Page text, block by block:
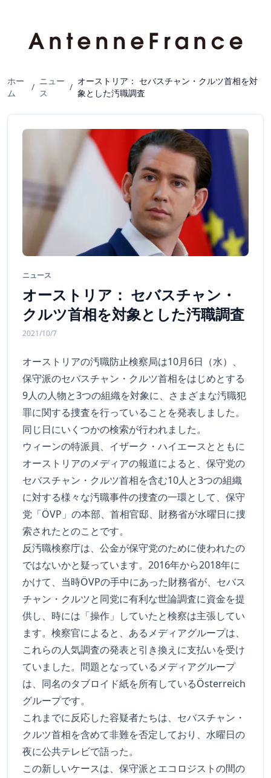
ホー
ム
/
ニュー
ス
/
オーストリア： セバスチャン・クルツ首相を対
象とした汚職調査
ニュース
オーストリア： セバスチャン・
クルツ首相を対象とした汚職調査
2021/10/7
オーストリアの汚職防止検察局は10月6日（水）、
保守派のセバスチャン・クルツ首相をはじめとする
9人の人物と3つの組織を対象に、さまざまな汚職犯
罪に関する捜査を行っていることを発表しました。
同じ日にいくつかの検索が行われました。
ウィーンの特派員、イザーク・ハイエースとともに
オーストリアのメディアの報道によると、保守党の
セバスチャン・クルツ首相を含む10人と3つの組織
に対する様々な汚職事件の捜査の一環として、保守
党「ÖVP」の本部、首相官邸、財務省が水曜日に捜
索されたとのことです。
反汚職検察庁は、公金が保守党のために使われたの
ではないかと疑っています。2016年から2018年に
かけて、当時ÖVPの手中にあった財務省が、セバス
チャン・クルツと同党に有利な世論調査に資金を提
供し、時には「操作」していたと検察は主張してい
ます。検察官によると、あるメディアグループは、
これらの人気調査の発表と引き換えに支払いを受け
ていました。問題となっているメディアグループ
は、同名のタブロイド紙を所有しているÖsterreich
グループです。
これまでに反応した容疑者たちは、セバスチャン・
クルツ首相を含めて非難を否定しており、水曜日の
夜に公共テレビで語った。
この新しいケースは、保守派とエコロジストの間の